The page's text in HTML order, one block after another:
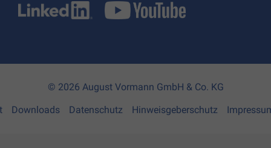
© 2026 August Vormann GmbH & Co. KG
Downloads Datenschutz Hinweisgeberschutz